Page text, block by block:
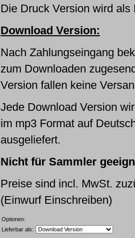
Die Druck Version wird als
Download Version:
Nach Zahlungseingang
zum Downloaden
Version fallen keine
Jede Download Version
im mp3 Format auf
ausgeliefert.
Nicht für Sammler
Preise sind incl. MwSt.
(Einwurf Einschreiben)
Optionen:
Lieferbar als: